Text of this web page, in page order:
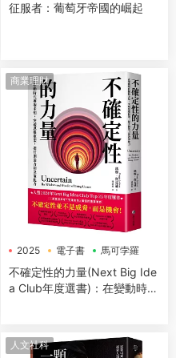
征服者：葡萄牙帝國的崛起
商業理財
2025 電子書 馬可孛羅
不確定性的力量(Next Big Ide
a Club年度選書)：在變動時代
人文社科